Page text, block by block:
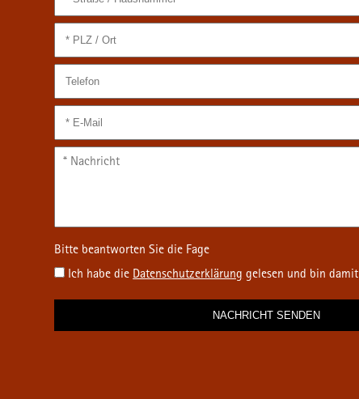
Ich habe die Datenschutz­erklärung gelesen und bin